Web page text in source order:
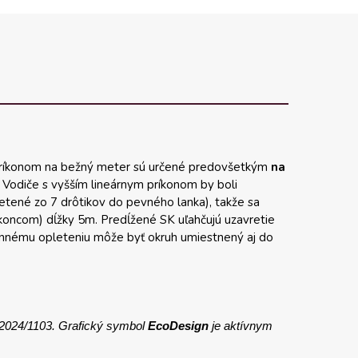
na bežný meter sú určené predovšetkým na
s vyšším lineárnym príkonom by boli
zo 7 drôtikov do pevného lanka), takže sa
dĺžky 5m. Predĺžené SK uľahčujú uzavretie
opleteniu môže byť okruh umiestnený aj do
1103. Grafický symbolEcoDesign je aktívnym